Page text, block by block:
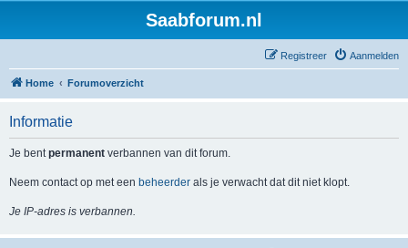
Saabforum.nl
Aanmelden
Registreer
Home Forumoverzicht
Informatie
Je bentpermanent verbannen van dit forum.
Neem contact op met een beheerder als je verwacht dat dit niet klopt.
Je IP-adres is verbannen.